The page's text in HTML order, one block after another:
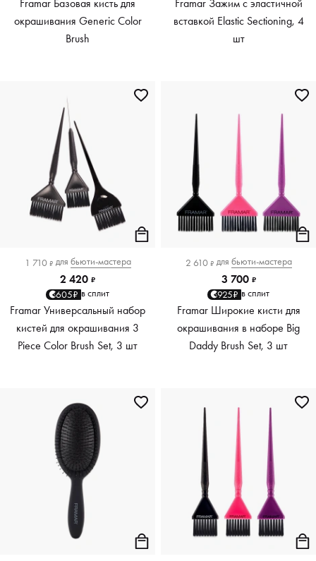
Framar Базовая кисть для
окрашивания Generic Color
Brush
Framar Зажим с эластичной
вставкой Elastic Sectioning, 4
шт
1 710 ₽ для бьюти-мастера
2 420 ₽
605₽ в сплит
Framar Универсальный набор
кистей для окрашивания 3
Piece Color Brush Set, 3 шт
2 610 ₽ для бьюти-мастера
3 700 ₽
925₽ в сплит
Framar Широкие кисти для
окрашивания в наборе Big
Daddy Brush Set, 3 шт